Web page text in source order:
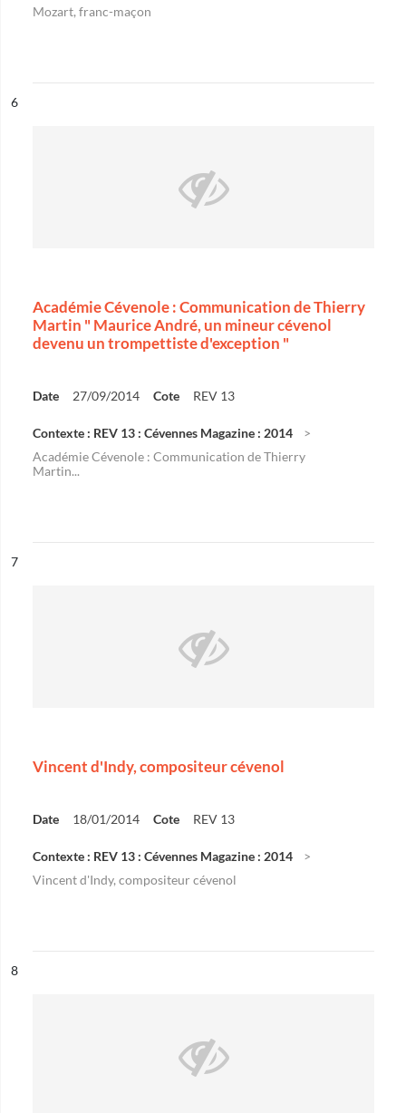
Mozart, franc-maçon
n°
6
Académie Cévenole : Communication de Thierry
Martin " Maurice André, un mineur cévenol
devenu un trompettiste d'exception "
Date 27/09/2014 Cote REV 13
Contexte : REV 13 : Cévennes Magazine : 2014
Académie Cévenole : Communication de Thierry
Martin...
n°
7
Vincent d'Indy, compositeur cévenol
Date 18/01/2014 Cote REV 13
Contexte : REV 13 : Cévennes Magazine : 2014
Vincent d'Indy, compositeur cévenol
n°
8